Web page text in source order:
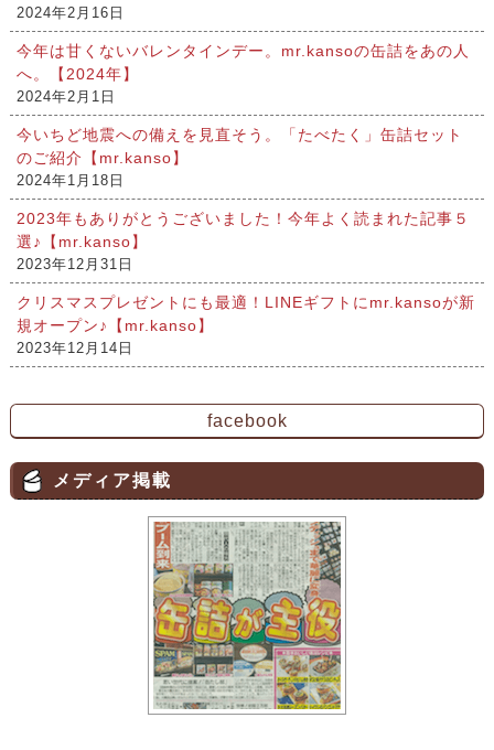
2024年2月16日
今年は甘くないバレンタインデー。mr.kansoの缶詰をあの人
へ。【2024年】
2024年2月1日
今いちど地震への備えを見直そう。「たべたく」缶詰セット
のご紹介【mr.kanso】
2024年1月18日
2023年もありがとうございました！今年よく読まれた記事５
選♪【mr.kanso】
2023年12月31日
クリスマスプレゼントにも最適！LINEギフトにmr.kansoが新
規オープン♪【mr.kanso】
2023年12月14日
facebook
メディア掲載